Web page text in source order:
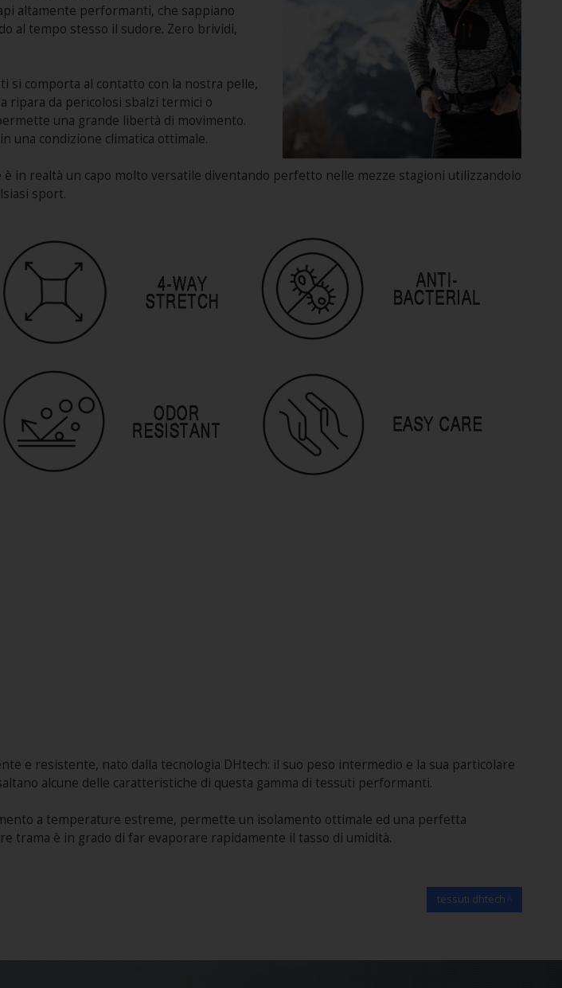
altamente performanti, che sappiano
al tempo stesso il sudore. Zero brividi,
si comporta al contatto con la nostra pelle,
ripara da pericolosi sbalzi termici o
una grande libertà di movimento.
una condizione climatica ottimale.
in realtà un capo molto versatile diventando perfetto nelle mezze stagioni utilizzandolo
sport.
e resistente, nato dalla tecnologia DHtech: il suo peso intermedio e la sua particolare
alcune delle caratteristiche di questa gamma di tessuti performanti.
a temperature estreme, permette un isolamento ottimale ed una perfetta
trama è in grado di far evaporare rapidamente il tasso di umidità.
tessuti dhtech